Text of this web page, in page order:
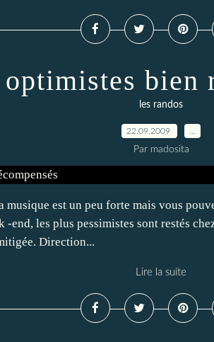
bien
les randos
22.09.2009
Par madosita
musique est un peu forte mais vous
-end, les plus pessimistes sont restés
Direction...
Lire la suite